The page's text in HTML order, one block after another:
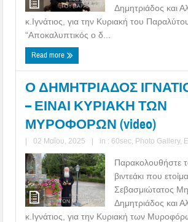
Δημητριάδος και
κ.Ιγνάτιος, για την Κυριακή του
“Αποκαλυπτικός ο δ...
Read more
Ο ΔΗΜΗΤΡΙΑΔΟΣ
– ΕΙΝΑΙ ΚΥΡΙΑΚΗ ΤΩΝ
ΜΥΡΟΦΟΡΩΝ (video)
| 02 Μαΐου, 2025 | in : 60sec Photo Gallery,
Παρακολουθήστε
βιντεάκι που
Σεβασμιώτατος
Δημητριάδος και
κ.Ιγνάτιος, για την Κυριακή των